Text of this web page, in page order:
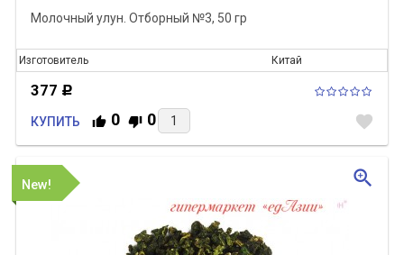
Молочный улун. Отборный №3, 50 гр
Изготовитель Китай
377 Р
КУПИТЬ 0 0 favorite
New! zoom_in